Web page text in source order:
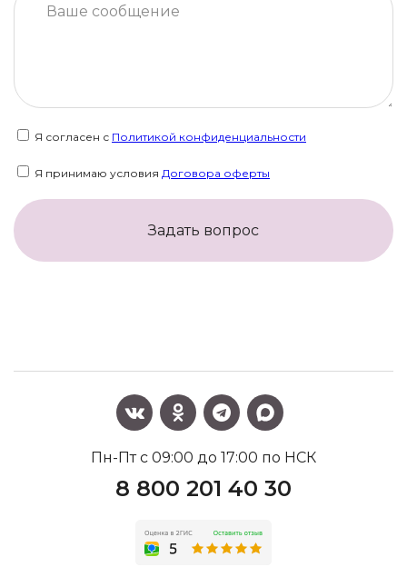
Я согласен с Политикой конфиденциальности
Я принимаю условия Договора оферты
Задать вопрос
Пн-Пт с 09:00 до 17:00 по НСК
8 800 201 40 30